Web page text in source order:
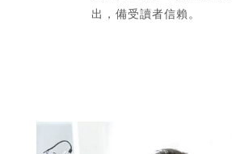
出，備受讀者信賴。